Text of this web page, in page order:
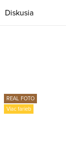
Diskusia
REAL FOTO
Viac farieb